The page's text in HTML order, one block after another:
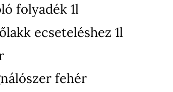
folyadék 1l
ecseteléshez 1l
fehér